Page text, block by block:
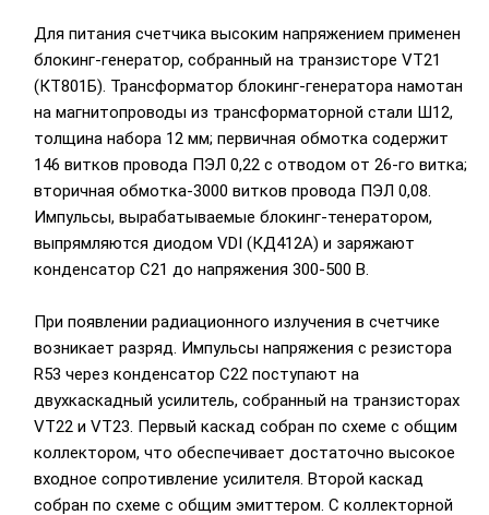
Для питания счетчика высоким напряжением применен
блокинг-генератор, собранный на транзисторе VT21
(КТ801Б). Трансформатор блокинг-генератора намотан
на магнитопроводы из трансформаторной стали Ш12,
толщина набора 12 мм; первичная обмотка содержит
146 витков провода ПЭЛ 0,22 с отводом от 26-го витка;
вторичная обмотка-3000 витков провода ПЭЛ 0,08.
Импульсы, вырабатываемые блокинг-тенератором,
выпрямляются диодом VDI (КД412А) и заряжают
конденсатор С21 до напряжения 300-500 В.
При появлении радиационного излучения в счетчике
возникает разряд. Импульсы напряжения с резистора
R53 через конденсатор С22 поступают на
двухкаскадный усилитель, собранный на транзисторах
VT22 и VT23. Первый каскад собран по схеме с общим
коллектором, что обеспечивает достаточно высокое
входное сопротивление усилителя. Второй каскад
собран по схеме с общим эмиттером. С коллекторной